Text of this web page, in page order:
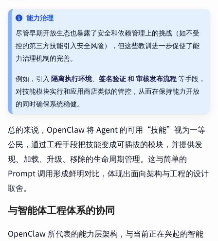
能力治理
尽管早期开放生态也暴露了安全和依赖管理上的挑战（如不受
控的第三方技能引入安全风险），但这些教训进一步促使了能
力治理机制的完善。
例如，引入 隔离执行环境 签名验证和 审核发布流程等手段，
对技能模块实行和应用商店类似的管控，从而在保持能力开放
的同时确保系统稳健。
总的来说，OpenClaw 将 Agent 的可用“技能”视为一等
公民，通过工程手段把技能变成可插拔的模块，并提供发
现、加载、升级、移除的生命周期管理。这与简单的
Prompt 调用形成鲜明对比，体现出面向架构与工程的设计
取舍。
与智能体工程体系的协同
OpenClaw 所代表的能力层架构，与当前正在兴起的智能